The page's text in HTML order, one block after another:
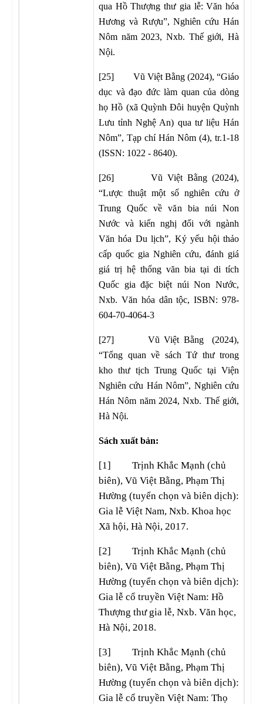
qua Hồ Thượng thư gia lễ: Văn hóa
Hương và Rượu”, Nghiên cứu Hán
Nôm năm 2023, Nxb. Thế giới, Hà
Nội.
[25] Vũ Việt Bằng (2024), “Giáo
dục và đạo đức làm quan của dòng
họ Hồ (xã Quỳnh Đôi huyện Quỳnh
Lưu tỉnh Nghệ An) qua tư liệu Hán
Nôm”, Tạp chí Hán Nôm (4), tr.1-18
(ISSN: 1022 - 8640).
[26] Vũ Việt Bằng (2024),
“Lược thuật một số nghiên cứu ở
Trung Quốc về văn bia núi Non
Nước và kiến nghị đối với ngành
Văn hóa Du lịch”, Kỷ yếu hội thảo
cấp quốc gia Nghiên cứu, đánh giá
giá trị hệ thống văn bia tại di tích
Quốc gia đặc biệt núi Non Nước,
Nxb. Văn hóa dân tộc, ISBN: 978-
604-70-4064-3
[27] Vũ Việt Bằng (2024),
“Tổng quan về sách Tứ thư trong
kho thư tịch Trung Quốc tại Viện
Nghiên cứu Hán Nôm”, Nghiên cứu
Hán Nôm năm 2024, Nxb. Thế giới,
Hà Nội.
Sách xuất bản:
[1] Trịnh Khắc Mạnh (chủ
biên), Vũ Việt Bằng, Phạm Thị
Hường (tuyển chọn và biên dịch):
Gia lễ Việt Nam, Nxb. Khoa học
Xã hội, Hà Nội, 2017.
[2] Trịnh Khắc Mạnh (chủ
biên), Vũ Việt Bằng, Phạm Thị
Hường (tuyển chọn và biên dịch):
Gia lễ cổ truyền Việt Nam: Hồ
Thượng thư gia lễ, Nxb. Văn học,
Hà Nội, 2018.
[3] Trịnh Khắc Mạnh (chủ
biên), Vũ Việt Bằng, Phạm Thị
Hường (tuyển chọn và biên dịch):
Gia lễ cổ truyền Việt Nam: Thọ